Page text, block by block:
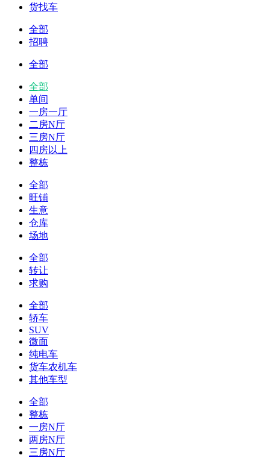
货找车
全部
招聘
全部
全部
单间
一房一厅
二房N厅
三房N厅
四房以上
整栋
全部
旺铺
生意
仓库
场地
全部
转让
求购
全部
轿车
SUV
微面
纯电车
货车农机车
其他车型
全部
整栋
一房N厅
两房N厅
三房N厅